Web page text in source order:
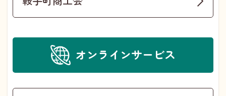
オンラインサービス